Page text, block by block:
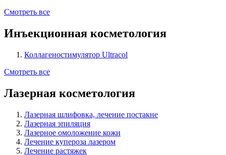
Смотреть все
Инъекционная косметология
Коллагеностимулятор Ultracol
Смотреть все
Лазерная косметология
Лазерная шлифовка, лечение постакне
Лазерная эпиляция
Лазерное омоложение кожи
Лечение купероза лазером
Лечение растяжек